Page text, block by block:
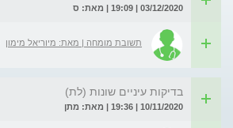
03/12/2020 | 19:09 | מאת: ס
תשובת מומחה | מאת: מיוריאל מימון
בדיקות עיניים שונות (לת)
10/11/2020 | 19:36 | מאת: מתן